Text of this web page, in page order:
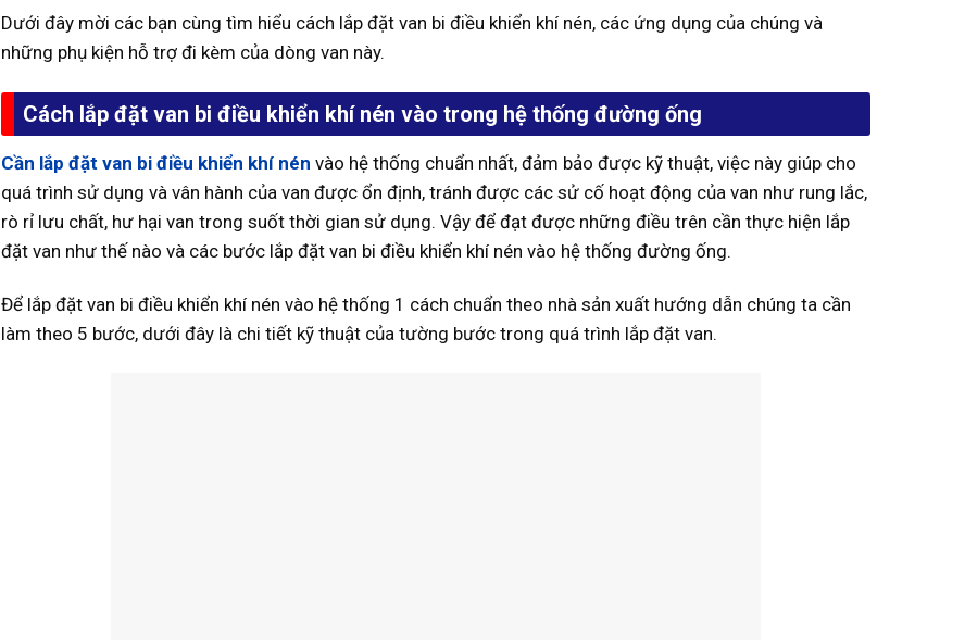
Dưới đây mời các bạn cùng tìm hiểu cách lắp đặt van bi điều khiển khí nén, các ứng dụng của chúng và
những phụ kiện hỗ trợ đi kèm của dòng van này.
Cách lắp đặt van bi điều khiển khí nén vào trong hệ thống đường ống
Cần lắp đặt van bi điều khiển khí nén vào hệ thống chuẩn nhất, đảm bảo được kỹ thuật, việc này giúp cho
quá trình sử dụng và vân hành của van được ổn định, tránh được các sử cố hoạt động của van như rung lắc,
rò rỉ lưu chất, hư hại van trong suốt thời gian sử dụng. Vậy để đạt được những điều trên cần thực hiện lắp
đặt van như thế nào và các bước lắp đặt van bi điều khiển khí nén vào hệ thống đường ống.
Để lắp đặt van bi điều khiển khí nén vào hệ thống 1 cách chuẩn theo nhà sản xuất hướng dẫn chúng ta cần
làm theo 5 bước, dưới đây là chi tiết kỹ thuật của tường bước trong quá trình lắp đặt van.